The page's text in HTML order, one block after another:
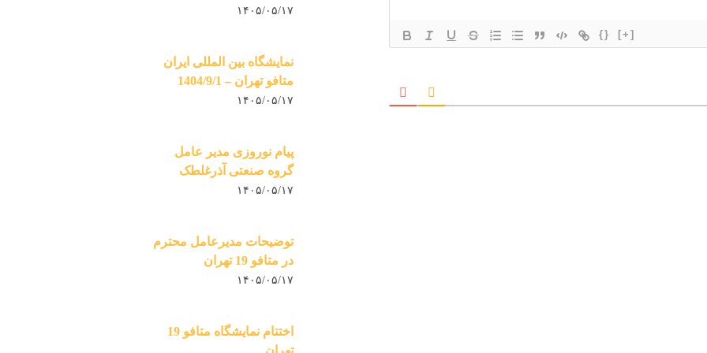
{} [+]
۱۴۰۵/۰۵/۱۷
نمایشگاه بین المللی ایران
متافو تهران – 1404/9/1
۱۴۰۵/۰۵/۱۷
پیام نوروزی مدیر عامل
گروه صنعتی آذرغلطک
۱۴۰۵/۰۵/۱۷
توضیحات مدیرعامل محترم
در متافو 19 تهران
۱۴۰۵/۰۵/۱۷
اختتام نمایشگاه متافو 19
تهران